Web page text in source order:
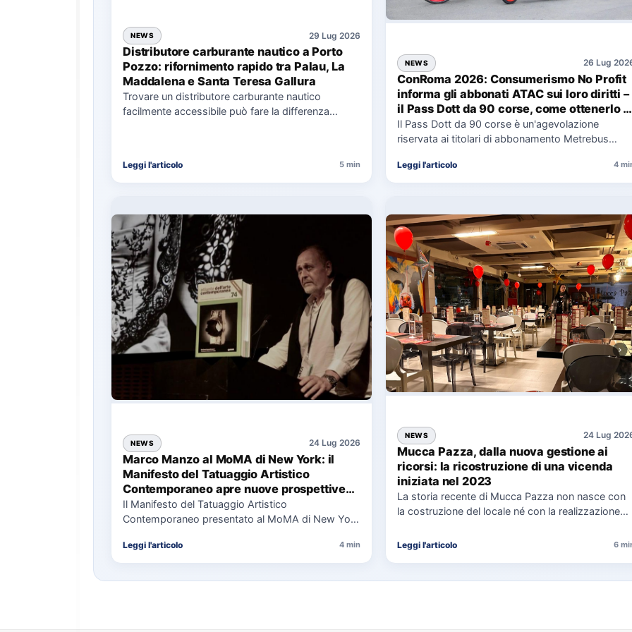
NEWS 29 Lug 2026
Distributore carburante nautico a Porto
Pozzo: rifornimento rapido tra Palau, La
Maddalena e Santa Teresa Gallura
Trovare un distributore carburante nautico
facilmente accessibile può fare la differenza
Leggi l'articolo 5 min
NEWS 26 Lug
ConRoma 2026: Consumerismo No Profit
informa gli abbonati ATAC sui loro diritti –
il Pass Dott da 90 corse, come ottenerlo e
cosa spetta in caso di disservizi
Il Pass Dott da 90 corse è un'agevolazione
riservata ai titolari di abbonamento Metrebus
Leggi l'articolo 4
NEWS 24 Lug 2026
Marco Manzo al MoMA di New York: il
Manifesto del Tatuaggio Artistico
Contemporaneo apre nuove prospettive
per il collezionismo
Il Manifesto del Tatuaggio Artistico
Contemporaneo presentato al MoMA di New York
Leggi l'articolo 4 min
NEWS 24 Lug
Mucca Pazza, dalla nuova gestione ai
ricorsi: la ricostruzione di una vicenda
iniziata nel 2023
La storia recente di Mucca Pazza non nasce con
la costruzione del locale né con la realizzazione
Leggi l'articolo 6